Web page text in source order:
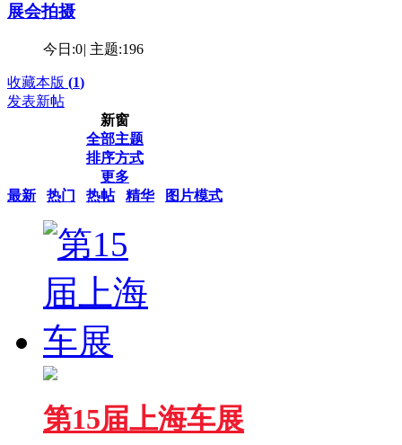
展会拍摄
今日:0| 主题:196
收藏本版 (1)
发表新帖
新窗
全部主题
排序方式
更多
最新
热门 热帖 精华 图片模式
第15届上海车展